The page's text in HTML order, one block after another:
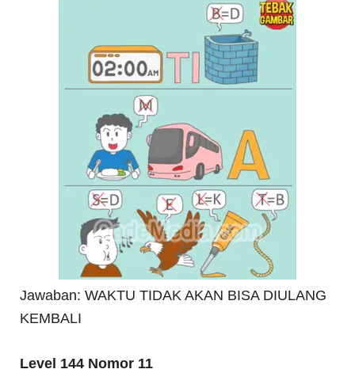
Jawaban: WAKTU TIDAK AKAN BISA DIULANG
KEMBALI
Level 144 Nomor 11